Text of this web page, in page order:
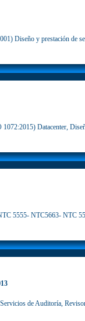
Diseño y prestación de
Datacenter,
NTC5663- NTC
de Auditoría,